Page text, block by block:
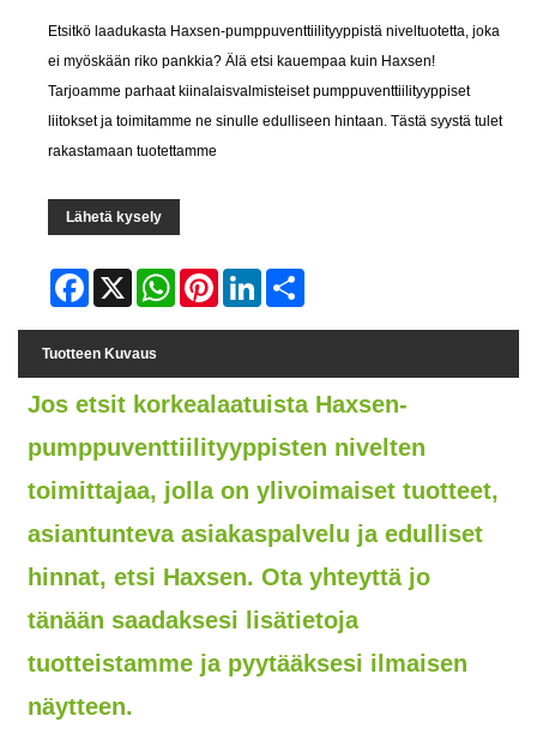
Etsitkö laadukasta Haxsen-pumppuventtiilityyppistä niveltuotetta, joka
ei myöskään riko pankkia? Älä etsi kauempaa kuin Haxsen!
Tarjoamme parhaat kiinalaisvalmisteiset pumppuventtiilityyppiset
liitokset ja toimitamme ne sinulle edulliseen hintaan. Tästä syystä tulet
rakastamaan tuotettamme
Lähetä kysely
Facebook WhatsAppPinterestLinkedIn
Tuotteen Kuvaus
Jos etsit korkealaatuista Haxsen-
pumppuventtiilityyppisten nivelten
toimittajaa, jolla on ylivoimaiset tuotteet,
asiantunteva asiakaspalvelu ja edulliset
hinnat, etsi Haxsen. Ota yhteyttä jo
tänään saadaksesi lisätietoja
tuotteistamme ja pyytääksesi ilmaisen
näytteen.